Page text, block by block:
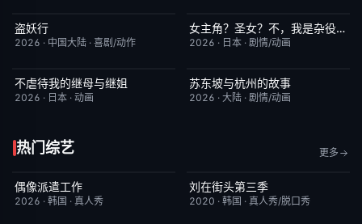
更新至第51集
盗妖行
2026 · 中国大陆 · 喜剧/动作
更新至第7集 10.0女主角？圣女？不，我是杂役女仆（自豪）
2026 · 日本 · 剧情/动画
更新至第05集
不虐待我的继母与继姐
2026 · 日本 · 动画
更新至第16集
苏东坡与杭州的故事
2026 · 大陆 · 剧情/动画
热门综艺 更多
已完结
偶像派遣工作
2026 · 韩国 · 真人秀
昨日更新
刘在街头第三季
2020 · 韩国 · 真人秀/脱口秀